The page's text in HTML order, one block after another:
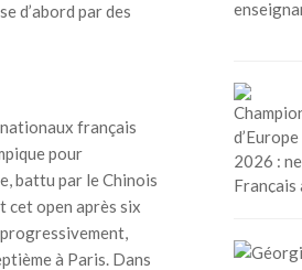
d’abord par des
français
pour
battu par le Chinois
cet open après six
à Paris. Dans